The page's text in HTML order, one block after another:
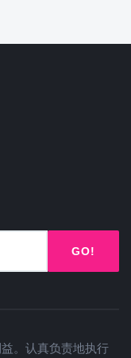
GO!
。认真负责地执行